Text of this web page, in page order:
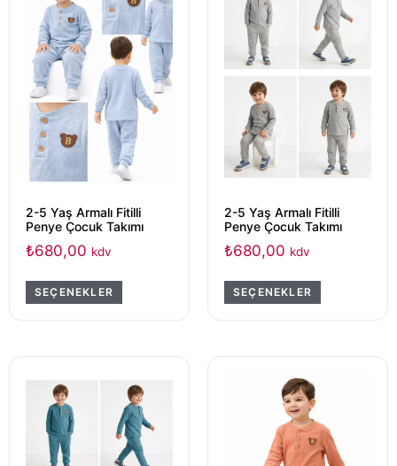
2-5 Yaş Armalı Fitilli
Penye Çocuk Takımı
₺680,00 kdv
SEÇENEKLER
2-5 Yaş Armalı Fitilli
Penye Çocuk Takımı
₺680,00 kdv
SEÇENEKLER